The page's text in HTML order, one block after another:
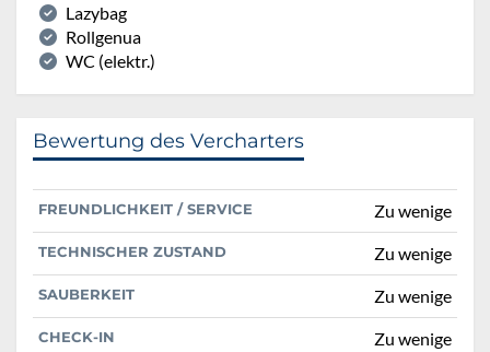
Lazybag
Rollgenua
WC (elektr.)
Bewertung des Vercharters
FREUNDLICHKEIT / SERVICE Zu wenige
TECHNISCHER ZUSTAND Zu wenige
SAUBERKEIT Zu wenige
CHECK-IN Zu wenige